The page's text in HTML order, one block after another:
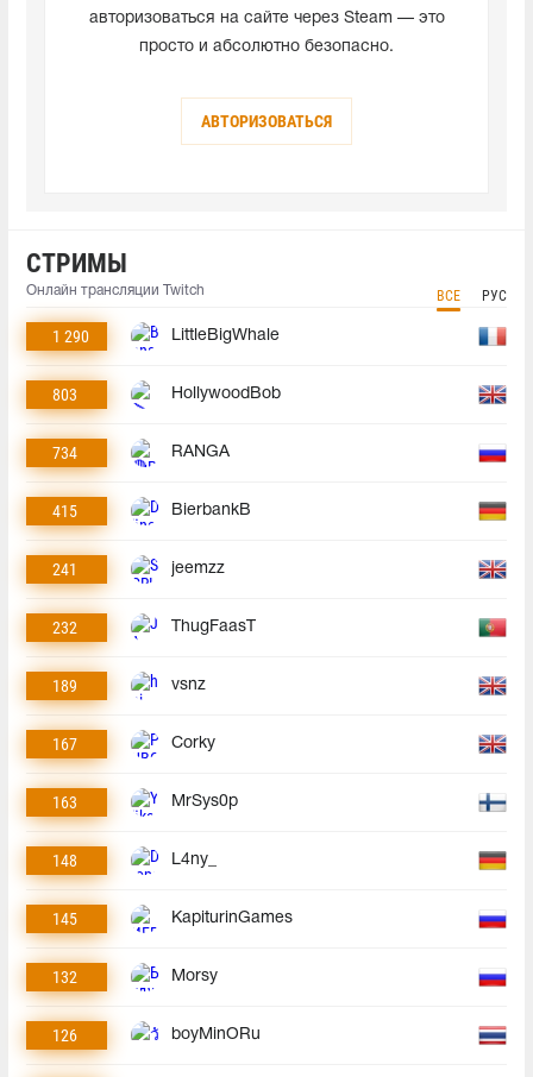
авторизоваться на сайте через Steam — это
просто и абсолютно безопасно.
АВТОРИЗОВАТЬСЯ
СТРИМЫ
Онлайн трансляции Twitch ВСЕ РУС
1 290 LittleBigWhale
803 HollywoodBob
734 RANGA
415 BierbankB
241 jeemzz
232 ThugFaasT
189 vsnz
167 Corky
163 MrSys0p
148 L4ny_
145 KapiturinGames
132 Morsy
126 boyMinORu